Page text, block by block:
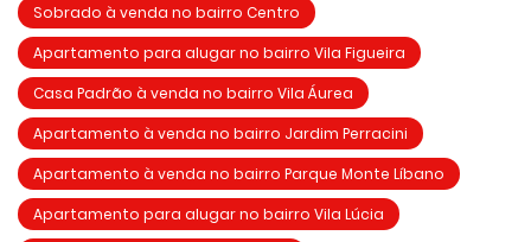
Sobrado à venda no bairro Centro
Apartamento para alugar no bairro Vila Figueira
Casa Padrão à venda no bairro Vila Áurea
Apartamento à venda no bairro Jardim Perracini
Apartamento à venda no bairro Parque Monte Líbano
Apartamento para alugar no bairro Vila Lúcia